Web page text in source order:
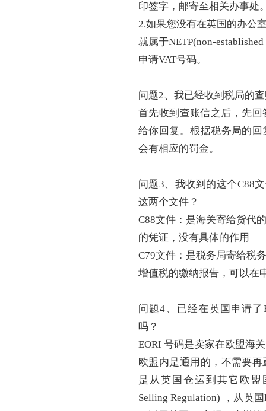
印签字，邮寄至相关办事处
2.如果您没有在英国的办公
就属于NETP(non-
申请VAT号码。
问题2、我已经收到税局的
首先收到查账信之后，先
给你回复。根据税务局的
会有相应的罚金。
问题3、我收到的这个C88
这两个文件？
C88文件：是海关寄给货代
的凭证，没有具体的作用
C79文件：是税务局寄给税
增值税的缴纳报告，可以在
问题4、已经在英国申请
吗？
EORI 号码是卖家在欧盟海
欧盟内是通用的，不需要
是从英国仓运到其它欧盟
Selling Regulation) ，从英